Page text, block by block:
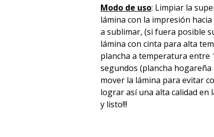
Modo de uso: Limpiar la
lámina con la impresión
a sublimar, (si fuera posible
lámina con cinta para alta
plancha a temperatura entre
segundos (plancha
mover la lámina para evitar
lograr así una alta calidad en
y listo!!!